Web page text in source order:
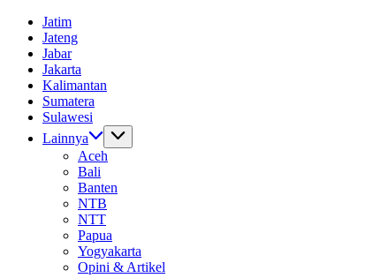
Jatim
Jateng
Jabar
Jakarta
Kalimantan
Sumatera
Sulawesi
Lainnya
Aceh
Bali
Banten
NTB
NTT
Papua
Yogyakarta
Opini & Artikel